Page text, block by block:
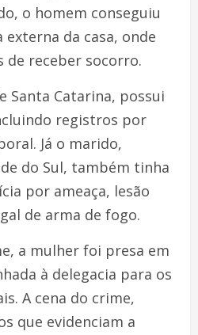
o homem conseguiu
da casa, onde
de receber socorro.
Santa Catarina, possui
registros por
Já o marido,
do Sul, também tinha
por ameaça, lesão
de arma de fogo.
a mulher foi presa em
à delegacia para os
A cena do crime,
que evidenciam a